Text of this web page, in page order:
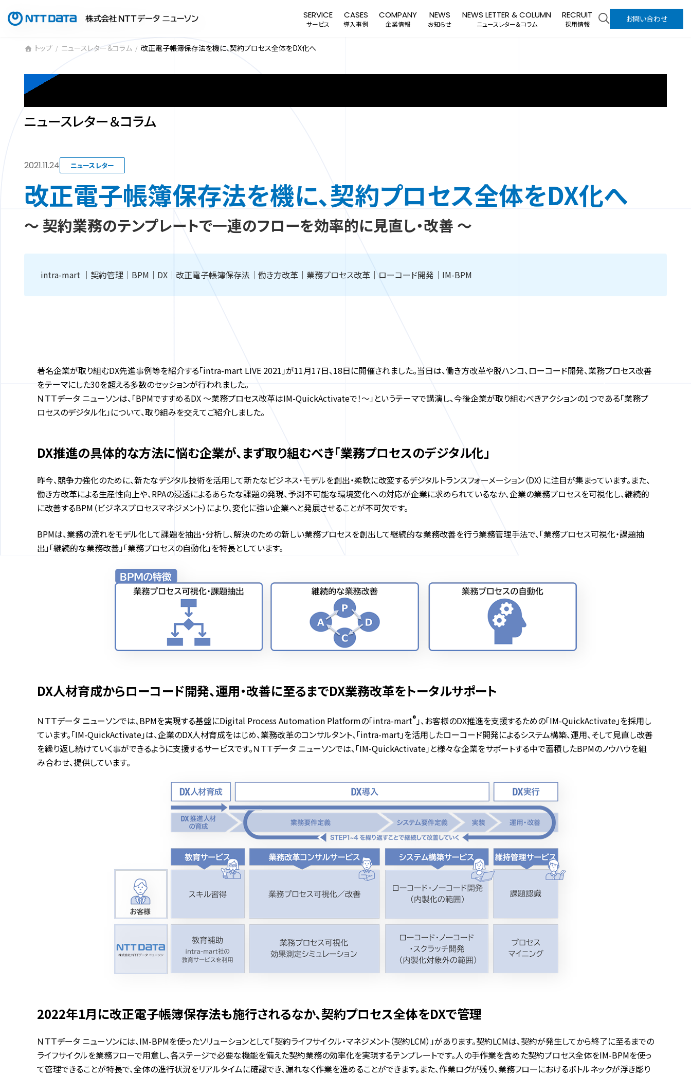
SERVICE
サービス
CASES
導入事例
COMPANY
企業情報
NEWS
お知らせ
NEWS LETTER & COLUMN
ニュースレター＆コラム
RECRUIT
採用情報
お問い合わせ
トップ ニュースレター＆コラム 改正電子帳簿保存法を機に、契約プロセス全体をDX化へ
NEWS LETTER & COLUMN
ニュースレター＆コラム
2021.11.24 ニュースレター
改正電子帳簿保存法を機に、契約プロセス全体をDX化へ
～ 契約業務のテンプレートで一連のフローを効率的に見直し・改善 ～
intra-mart ｜契約管理｜BPM｜DX｜改正電子帳簿保存法｜働き方改革｜業務プロセス改革｜ローコード開発｜IM-BPM
著名企業が取り組むDX先進事例等を紹介する「intra-mart LIVE 2021」が11月17日、18日に開催されました。当日は、働き方改革や脱ハンコ、ローコード開発、業務プロセス改善
をテーマにした30を超える多数のセッションが行われました。
ＮＴＴデータ ニューソンは、「BPMですすめるDX ～業務プロセス改革はIM-QuickActivateで！～」というテーマで講演し、今後企業が取り組むべきアクションの1つである「業務プ
ロセスのデジタル化」について、取り組みを交えてご紹介しました。
DX推進の具体的な方法に悩む企業が、まず取り組むべき「業務プロセスのデジタル化」
昨今、競争力強化のために、新たなデジタル技術を活用して新たなビジネス・モデルを創出・柔軟に改変するデジタルトランスフォーメーション（DX）に注目が集まっています。また、
働き方改革による生産性向上や、RPAの浸透によるあらたな課題の発現、予測不可能な環境変化への対応が企業に求められているなか、企業の業務プロセスを可視化し、継続的
に改善するBPM（ビジネスプロセスマネジメント）により、変化に強い企業へと発展させることが不可欠です。
BPMは、業務の流れをモデル化して課題を抽出・分析し、解決のための新しい業務プロセスを創出して継続的な業務改善を行う業務管理手法で、「業務プロセス可視化・課題抽
出」「継続的な業務改善」「業務プロセスの自動化」を特長としています。
DX人材育成からローコード開発、運用・改善に至るまでDX業務改革をトータルサポート
ＮＴＴデータ ニューソンでは、BPMを実現する基盤にDigital Process Automation Platformの「intra-mart®」、お客様のDX推進を支援するための「IM-QuickActivate」を採用し
ています。「IM-QuickActivate」は、企業のDX人材育成をはじめ、業務改革のコンサルタント、「intra-mart」を活用したローコード開発によるシステム構築、運用、そして見直し改善
を繰り返し続けていく事ができるように支援するサービスです。ＮＴＴデータ ニューソンでは、「IM-QuickActivate」と様々な企業をサポートする中で蓄積したBPMのノウハウを組
み合わせ、提供しています。
2022年1月に改正電子帳簿保存法も施行されるなか、契約プロセス全体をDXで管理
ＮＴＴデータ ニューソンには、IM-BPMを使ったソリューションとして「契約ライフサイクル・マネジメント（契約LCM）」があります。契約LCMは、契約が発生してから終了に至るまでの
ライフサイクルを業務フローで用意し、各ステージで必要な機能を備えた契約業務の効率化を実現するテンプレートです。人の手作業を含めた契約プロセス全体をIM-BPMを使っ
て管理できることが特長で、全体の進行状況をリアルタイムに確認でき、漏れなく作業を進めることができます。また、作業ログが残り、業務フローにおけるボトルネックが浮き彫り